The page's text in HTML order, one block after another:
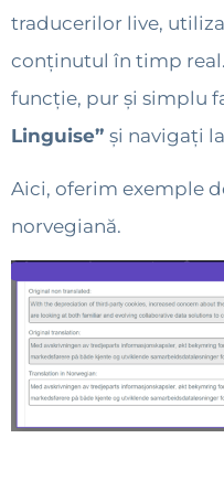
traducerilor live,
conținutul în timp
funcție, pur și simplu
Linguise” și navigați la
Aici, oferim exemple
norvegiană.